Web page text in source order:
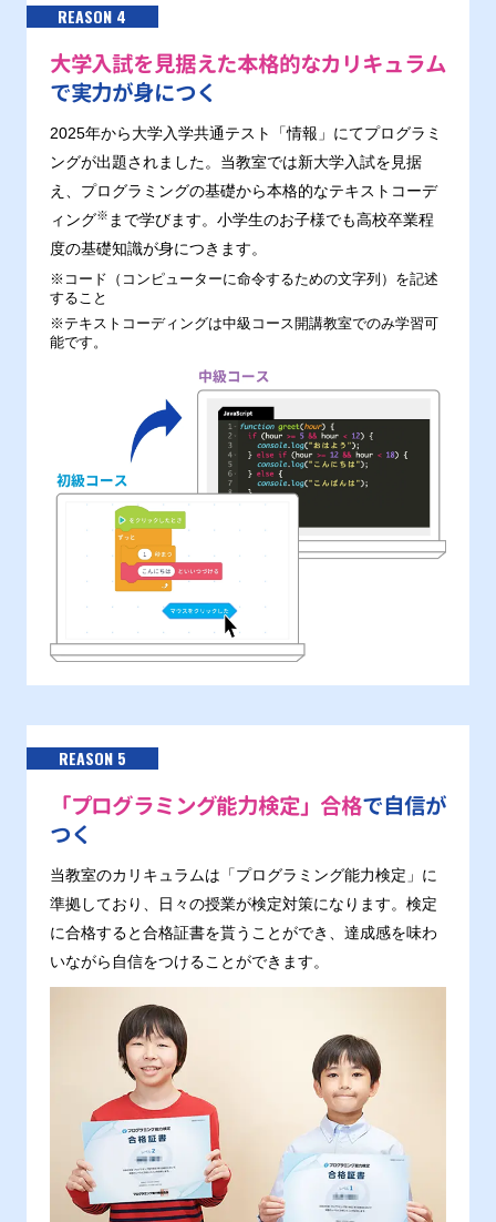
REASON 4
大学入試を見据えた本格的なカリキュラム
で実力が身につく
2025年から大学入学共通テスト「情報」にてプログラミ
ングが出題されました。当教室では新大学入試を見据
え、プログラミングの基礎から本格的なテキストコーデ
ィング※ まで学びます。小学生のお子様でも高校卒業程
度の基礎知識が身につきます。
※コード（コンピューターに命令するための文字列）を記述
すること
※テキストコーディングは中級コース開講教室でのみ学習可
能です。
REASON 5
「プログラミング能力検定」合格で自信が
つく
当教室のカリキュラムは「プログラミング能力検定」に
準拠しており、日々の授業が検定対策になります。検定
に合格すると合格証書を貰うことができ、達成感を味わ
いながら自信をつけることができます。